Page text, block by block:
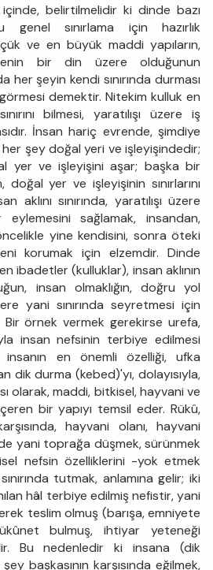
belirtilmelidir ki dinde bazı
genel sınırlama için hazırlık
ve en büyük maddi yapıların,
bir din üzere olduğunun
her şeyin kendi sınırında durması
demektir. Nitekim kulluk en
bilmesi, yaratılışı üzere iş
İnsan hariç evrende, şimdiye
şey doğal yeri ve işleyişindedir;
yer ve işleyişini aşar; başka bir
yer ve işleyişinin sınırlarını
aklını sınırında, yaratılışı üzere
sağlamak, insandan,
yine kendisini, sonra öteki
korumak için elzemdir. Dinde
ibadetler (kulluklar), insan aklının
insan olmaklığın, doğru yol
yani sınırında seyretmesi için
örnek vermek gerekirse urefa,
insan nefsinin terbiye edilmesi
insanın en önemli özelliği, ufka
dik durma (kebed)'yı, dolayısıyla,
olarak, maddi, bitkisel, hayvani ve
bir yapıyı temsil eder. Rükû,
hayvani olanı, hayvani
yani toprağa düşmek, sürünmek
nefsin özelliklerini -yok etmek
tutmak, anlamına gelir; iki
hâl terbiye edilmiş nefistir, yani
teslim olmuş (barışa, emniyete
bulmuş, ihtiyar yeteneği
Bu nedenledir ki insana (dik
başkasının karşısında eğilmek,